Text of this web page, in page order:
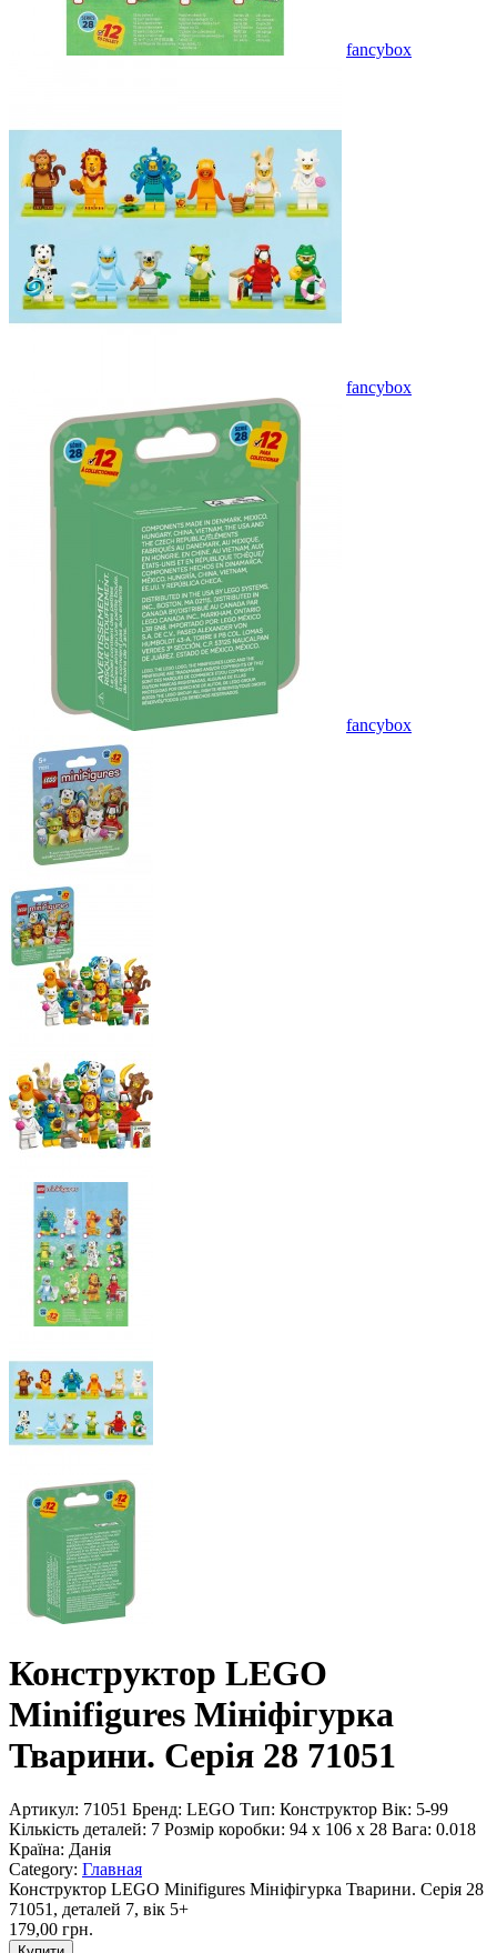
fancybox
fancybox
fancybox
Конструктор LEGO
Minifigures Мініфігурка
Тварини. Серія 28 71051
Артикул: 71051 Бренд: LEGO Тип: Конструктор Вік: 5-99
Кількість деталей: 7 Розмір коробки: 94 x 106 x 28 Вага: 0.018
Країна: Данія
Category: Главная
Конструктор LEGO Minifigures Мініфігурка Тварини. Серія 28
71051, деталей 7, вік 5+
179,00 грн.